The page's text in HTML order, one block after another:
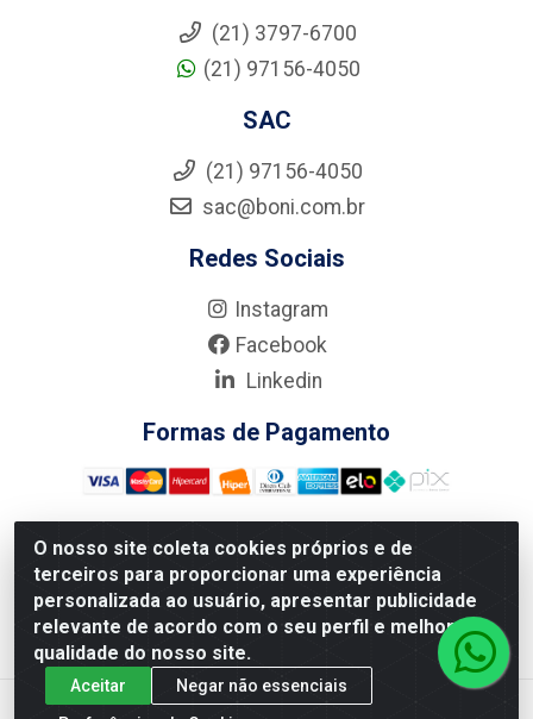
O nosso site coleta cookies próprios e de
terceiros para proporcionar uma experiência
personalizada ao usuário, apresentar publicidade
relevante de acordo com o seu perfil e melhorar a
qualidade do nosso site.
Aceitar
Negar não essenciais
(21) 3797-6700
(21) 97156-4050
SAC
(21) 97156-4050
sac@boni.com.br
Redes Sociais
Instagram
Facebook
Linkedin
Formas de Pagamento
Nova Boni Distribuidora de Material de Construção LTDA - Rua
Alice Tibiriçá, 330 - Vila Da Penha, Rio de Janeiro/RJ - CEP:
21.210-110 - CNPJ: 11.003.135/0001-27